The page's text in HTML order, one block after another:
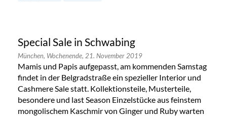
Special Sale in Schwabing
München, Wochenende, 21. November 2019
Mamis und Papis aufgepasst, am kommenden Samstag
findet in der Belgradstraße ein spezieller Interior und
Cashmere Sale statt. Kollektionsteile, Musterteile,
besondere und last Season Einzelstücke aus feinstem
mongolischem Kaschmir von Ginger und Ruby warten